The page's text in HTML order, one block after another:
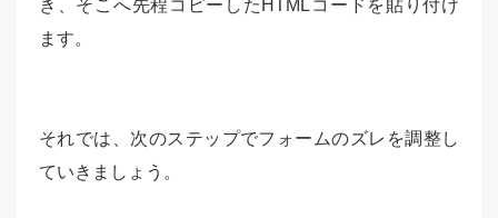
き、そこへ先程コピーしたHTMLコードを貼り付け
ます。
それでは、次のステップでフォームのズレを調整し
ていきましょう。